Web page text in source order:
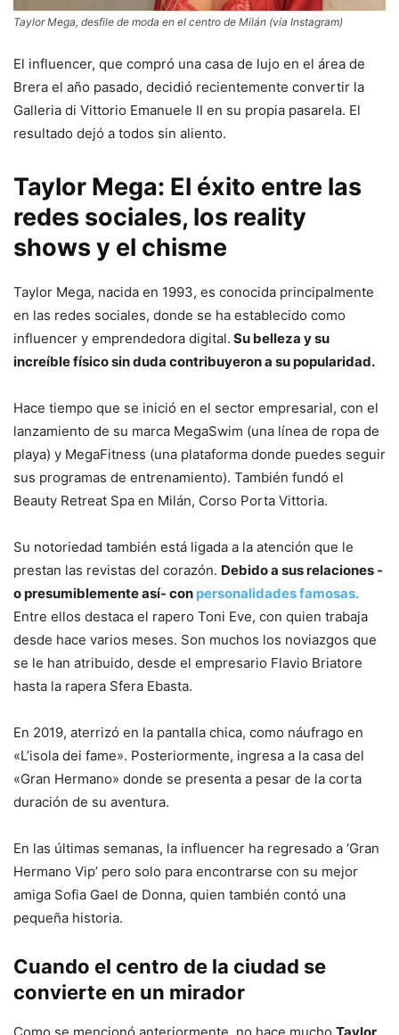
Taylor Mega, desfile de moda en el centro de Milán (vía Instagram)
El influencer, que compró una casa de lujo en el área de
Brera el año pasado, decidió recientemente convertir la
Galleria di Vittorio Emanuele II en su propia pasarela. El
resultado dejó a todos sin aliento.
Taylor Mega: El éxito entre las
redes sociales, los reality
shows y el chisme
Taylor Mega, nacida en 1993, es conocida principalmente
en las redes sociales, donde se ha establecido como
influencer y emprendedora digital. Su belleza y su
increíble físico sin duda contribuyeron a su popularidad.
Hace tiempo que se inició en el sector empresarial, con el
lanzamiento de su marca MegaSwim (una línea de ropa de
playa) y MegaFitness (una plataforma donde puedes seguir
sus programas de entrenamiento). También fundó el
Beauty Retreat Spa en Milán, Corso Porta Vittoria.
Su notoriedad también está ligada a la atención que le
prestan las revistas del corazón. Debido a sus relaciones -
o presumiblemente así- con personalidades famosas.
Entre ellos destaca el rapero Toni Eve, con quien trabaja
desde hace varios meses. Son muchos los noviazgos que
se le han atribuido, desde el empresario Flavio Briatore
hasta la rapera Sfera Ebasta.
En 2019, aterrizó en la pantalla chica, como náufrago en
«L’isola dei fame». Posteriormente, ingresa a la casa del
«Gran Hermano» donde se presenta a pesar de la corta
duración de su aventura.
En las últimas semanas, la influencer ha regresado a ‘Gran
Hermano Vip’ pero solo para encontrarse con su mejor
amiga Sofia Gael de Donna, quien también contó una
pequeña historia.
Cuando el centro de la ciudad se
convierte en un mirador